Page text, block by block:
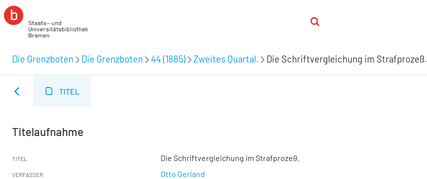
Die Grenzboten Die Grenzboten 44 (1885) Zweites Quartal. Die Schriftvergleichung im Strafprozeß.
TITEL
Titelaufnahme
TITEL Die Schriftvergleichung im Strafprozeß.
VERFASSER Otto Gerland